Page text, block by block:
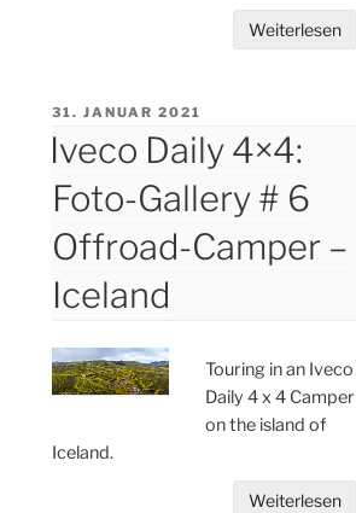
Weiterlesen
VERÖFFENTLICHT
31. JANUAR 2021
Iveco Daily 4×4:
Foto-Gallery # 6
Offroad-Camper –
Iceland
Touring in an Iveco
Daily 4 x 4 Camper
on the island of
Iceland.
Weiterlesen